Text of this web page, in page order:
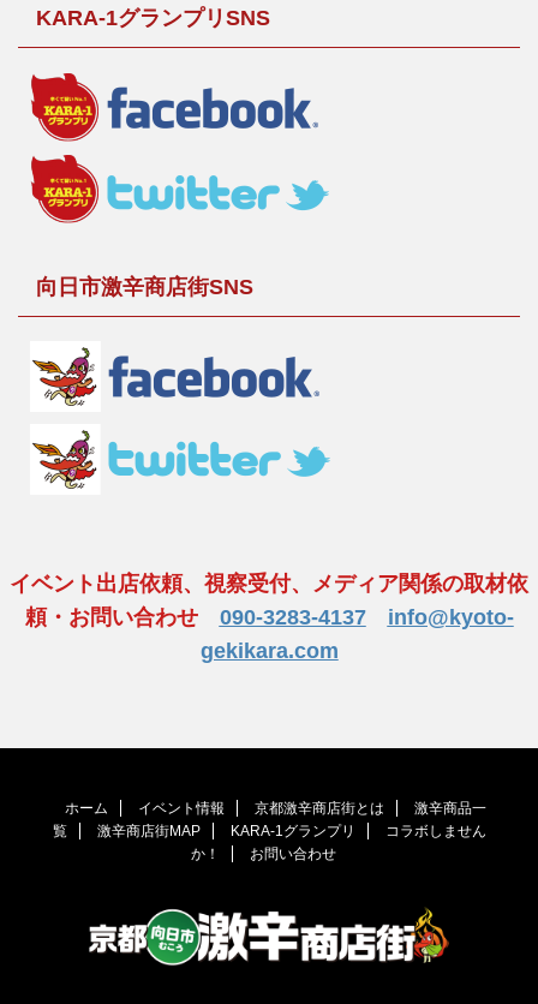
KARA-1グランプリSNS
向日市激辛商店街SNS
イベント出店依頼、視察受付、メディア関係の取材依
頼・お問い合わせ 090-3283-4137
info@kyoto-
gekikara.com
ホーム イベント情報 京都激辛商店街とは
激辛商品一
覧
激辛商店街MAP KARA-1グランプリ
コラボしません
か！
お問い合わせ